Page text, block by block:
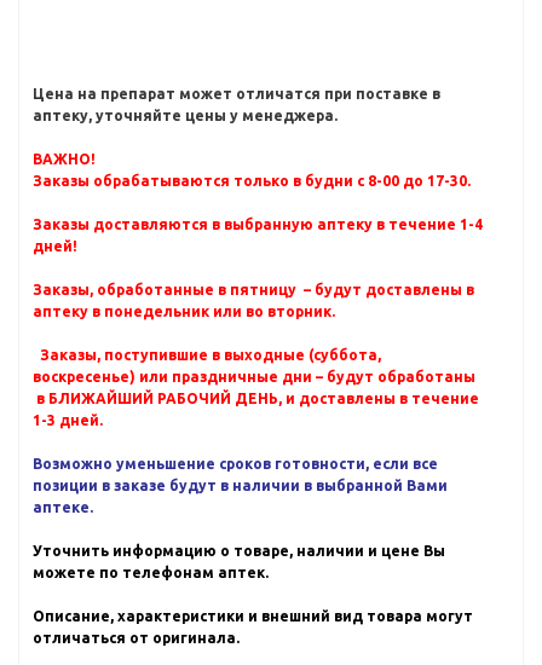
Цена на препарат может отличатся при поставке в
аптеку, уточняйте цены у менеджера.
ВАЖНО!
Заказы обрабатываются только в будни с 8-00 до 17-30.
Заказы доставляются в выбранную аптеку в течение 1-4
дней!
Заказы, обработанные в пятницу – будут доставлены в
аптеку в понедельник или во вторник.
Заказы, поступившие в выходные (суббота,
воскресенье) или праздничные дни – будут обработаны
в БЛИЖАЙШИЙ РАБОЧИЙ ДЕНЬ, и доставлены в течение
1-3 дней.
Возможно уменьшение сроков готовности, если все
позиции в заказе будут в наличии в выбранной Вами
аптеке.
Уточнить информацию о товаре, наличии и цене Вы
можете по телефонам аптек.
Описание, характеристики и внешний вид товара могут
отличаться от оригинала.